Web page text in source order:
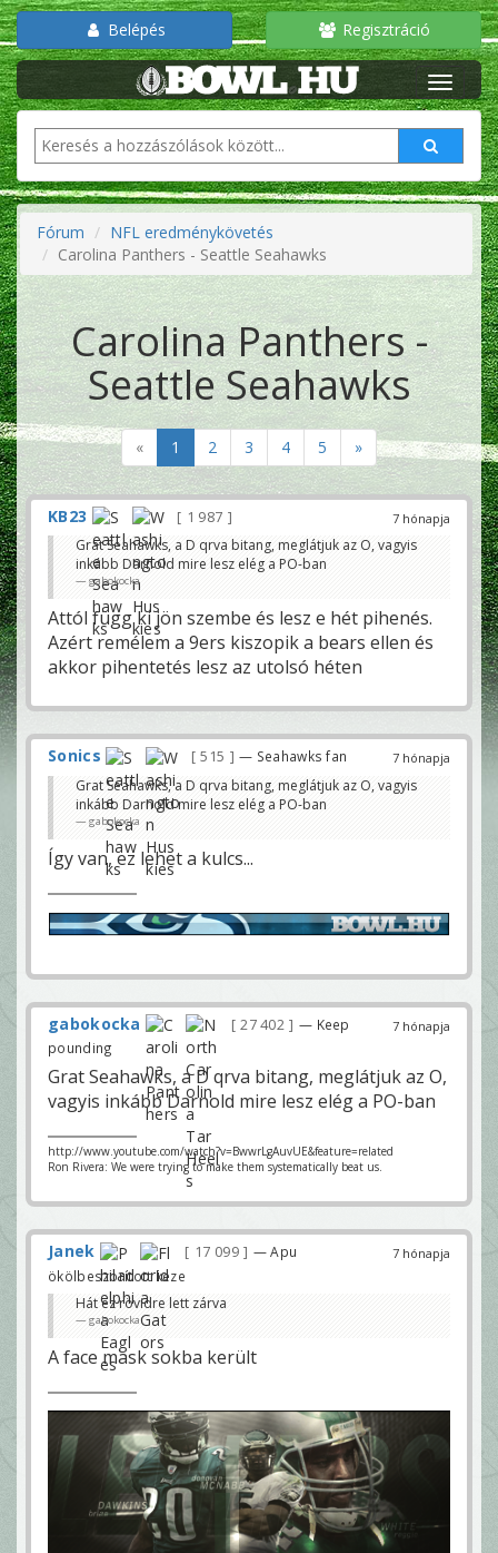
Belépés Regisztráció
Fórum
NFL eredménykövetés
Carolina Panthers - Seattle Seahawks
Carolina Panthers -
Seattle Seahawks
« 1 2 3 4 5 »
7 hónapja
KB23
1 987
Grat Seahawks, a D qrva bitang, meglátjuk az O, vagyis
inkább Darnold mire lesz elég a PO-ban
gabokocka
Attól függ ki jön szembe és lesz e hét pihenés.
Azért remélem a 9ers kiszopik a bears ellen és
akkor pihentetés lesz az utolsó héten
7 hónapja
Sonics 515 — Seahawks fan
Grat Seahawks, a D qrva bitang, meglátjuk az O, vagyis
inkább Darnold mire lesz elég a PO-ban
gabokocka
Így van, ez lehet a kulcs...
7 hónapja
gabokocka 27 402
— Keep
pounding
Grat Seahawks, a D qrva bitang, meglátjuk az O,
vagyis inkább Darnold mire lesz elég a PO-ban
http://www.youtube.com/watch?v=BwwrLgAuvUE&feature=related
Ron Rivera: We were trying to make them systematically beat us.
7 hónapja
Janek 17 099
— Apu
ökölbeszorított keze
Hát ez rövidre lett zárva
gabokocka
A face mask sokba került